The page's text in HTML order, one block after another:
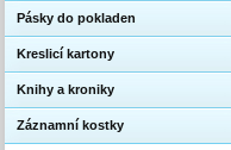
Pásky do pokladen
Kreslicí kartony
Knihy a kroniky
Záznamní kostky